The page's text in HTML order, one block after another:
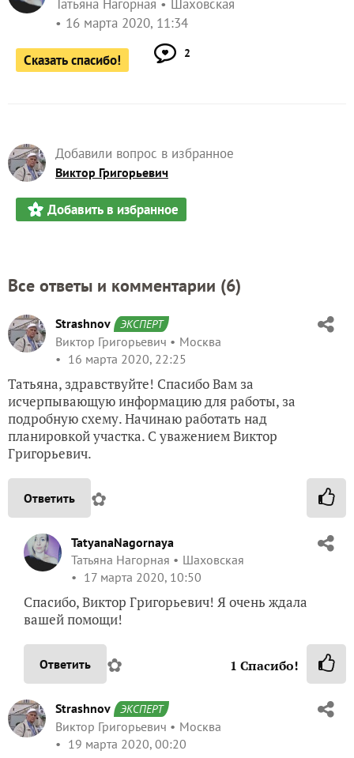
Татьяна Нагорная
Шаховская
16 марта 2020, 11:34
Сказать спасибо! 2
Добавили вопрос в избранное
Виктор Григорьевич
Добавить в избранное
Все ответы и комментарии (6)
Strashnov ЭКСПЕРТ
Виктор Григорьевич
Москва
16 марта 2020, 22:25
Татьяна, здравствуйте! Спасибо Вам за
исчерпывающую информацию для работы, за
подробную схему. Начинаю работать над
планировкой участка. С уважением Виктор
Григорьевич.
Ответить ✿
TatyanaNagornaya
Татьяна Нагорная
Шаховская
17 марта 2020, 10:50
Спасибо, Виктор Григорьевич! Я очень ждала
вашей помощи!
Ответить ✿ 1 Спасибо!
Strashnov ЭКСПЕРТ
Виктор Григорьевич
Москва
19 марта 2020, 00:20